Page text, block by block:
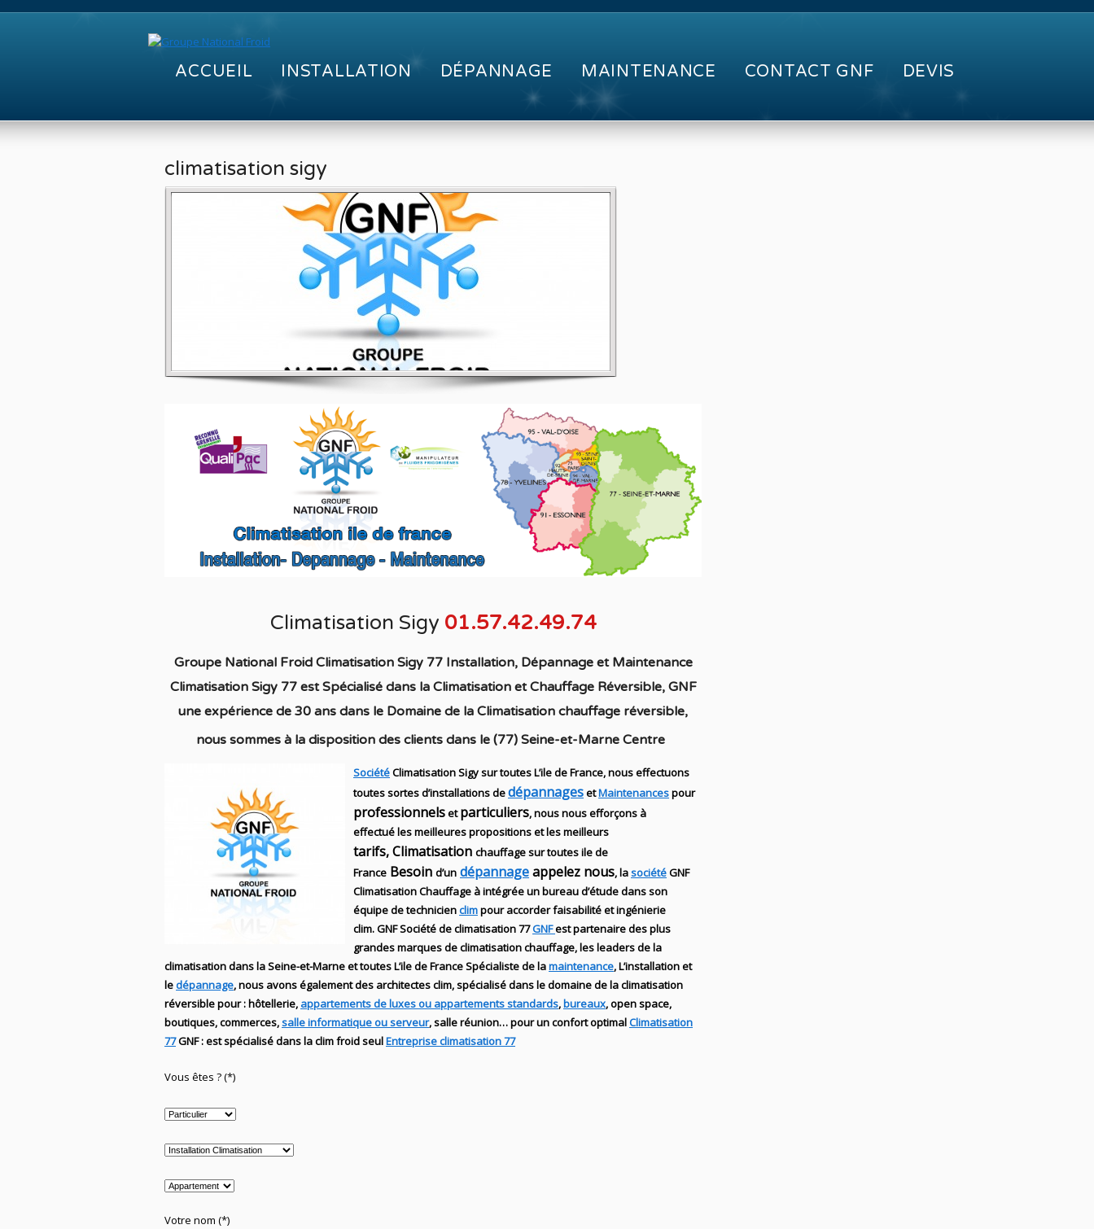
ACCUEIL INSTALLATION DÉPANNAGE MAINTENANCE CONTACT GNF DEVIS
climatisation sigy
Climatisation Sigy 01.57.42.49.74
Groupe National Froid Climatisation Sigy 77 Installation, Dépannage et Maintenance
Climatisation Sigy 77 est Spécialisédans la Climatisationet ChauffageRéversible, GNF
une expérience de 30 ans dans le Domaine de la Climatisation chauffage réversible,
nous sommes à la disposition des clients dans le (77) Seine-et-Marne Centre
SociétéClimatisation Sigy sur toutes L’ile de France, nous effectuons
toutes sortes d’installationsdedépannagesetMaintenancespour
professionnelsetparticuliers, nous nous efforçons à
effectué les meilleures propositions et les meilleurs
tarifs, Climatisation chauffage sur toutes ile de
France Besoin d’un dépannageappelez nous, lasociétéGNF
Climatisation Chauffage à intégrée un bureau d’étude dans son
équipe de technicienclimpour accorder faisabilité et ingénierie
clim.GNFSociété de climatisation 77GNFest partenaire des plus
grandes marques declimatisation chauffage, les leadersde la
climatisation dans la Seine-et-Marne et toutes L’ile de France Spécialiste de lamaintenance, L’installationet
ledépannage, nous avons également des architectes clim,spécialisé dans le domaine de laclimatisation
réversiblepour : hôtellerie, appartements de luxes ou appartements standards, bureaux, open space,
boutiques, commerces,salle informatique ou serveur, salle réunion… pour un confort optimalClimatisation
77GNF:estspécialisédans la climfroid seulEntreprise climatisation 77
Vous êtes ? (*)
Votre nom (*)